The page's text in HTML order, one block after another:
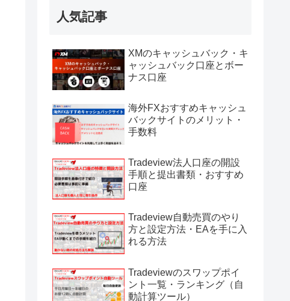
人気記事
XMのキャッシュバック・キ
ャッシュバック口座とボー
ナス口座
海外FXおすすめキャッシュ
バックサイトのメリット・
手数料
Tradeview法人口座の開設
手順と提出書類・おすすめ
口座
Tradeview自動売買のやり
方と設定方法・EAを手に入
れる方法
Tradeviewのスワップポイ
ント一覧・ランキング（自
動計算ツール）